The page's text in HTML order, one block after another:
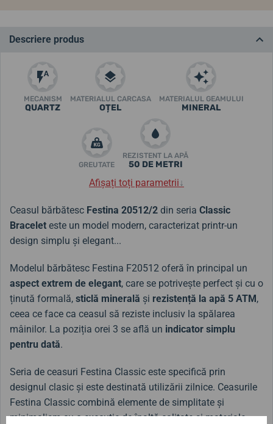
Descriere produs
MECANISM
QUARTZ
MATERIALUL CARCASA
OȚEL
MATERIALUL GEAMULUI
MINERAL
GREUTATE
REZISTENT LA APĂ
50 DE METRI
Afișați toți parametrii↓
Ceasul bărbătesc Festina 20512/2 din seria Classic
Bracelet este un model modern, caracterizat printr-un
design simplu și elegant...
Modelul bărbătesc Festina F20512 oferă în principal un
aspect extrem de elegant, care se potrivește perfect și cu o
ținută formală, sticlă minerală și rezistență la apă 5 ATM,
ceea ce face ca ceasul să reziste inclusiv la spălarea
mâinilor. La poziția orei 3 se află un indicator simplu
pentru dată.
Seria de ceasuri Festina Classic este specifică prin
designul clasic și este destinată utilizării zilnice. Ceasurile
Festina Classic combină elemente de simplitate și
minimalism cu o execuție de înaltă calitate și materiale